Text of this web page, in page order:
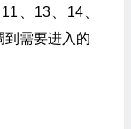
、13、14、
需要进入的